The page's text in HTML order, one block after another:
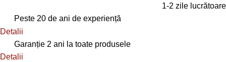
1-2 zile lucrătoare
Peste 20 de ani de experiență
Detalii
Garanție 2 ani la toate produsele
Detalii